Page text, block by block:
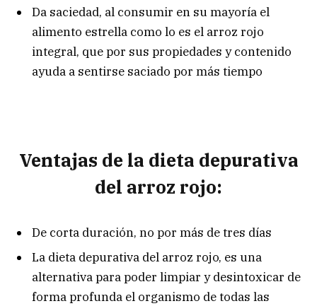
Da saciedad, al consumir en su mayoría el
alimento estrella como lo es el arroz rojo
integral, que por sus propiedades y contenido
ayuda a sentirse saciado por más tiempo
Ventajas de la dieta depurativa
del arroz rojo:
De corta duración, no por más de tres días
La dieta depurativa del arroz rojo, es una
alternativa para poder limpiar y desintoxicar de
forma profunda el organismo de todas las